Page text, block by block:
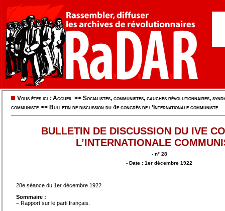
Vous êtes ici : Accueil >> Socialistes, communistes, gauches révolutionnaires,
communiste >> Bulletin de discussion du 4e congrès de l’Internationale communiste
BULLETIN DE DISCUSSION DU IVE
L’INTERNATIONALE
- n° 28
- Date : 1er décembre 1922
28e séance du 1er décembre 1922
Sommaire :
– Rapport sur le parti français.